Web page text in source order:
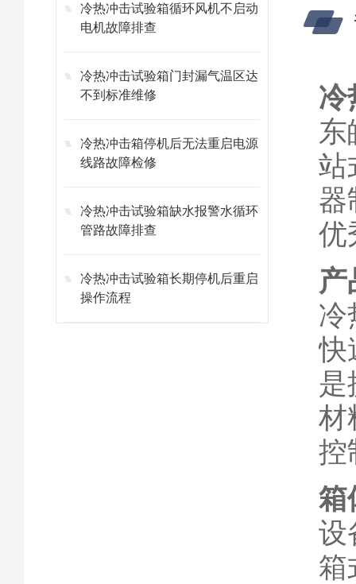
冷热冲击试验箱循环风机不启动
电机故障排查
冷热冲击试验箱门封漏气温区达
不到标准维修
冷热冲击箱停机后无法重启电源
线路故障检修
冷热冲击试验箱缺水报警水循环
管路故障排查
冷热冲击试验箱长期停机后重启
操作流程
冷
东
站
器
优
产
冷
快
是
材
控
箱
设
箱